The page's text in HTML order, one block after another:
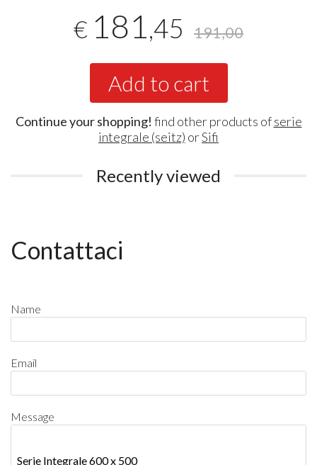
€ 181,45 191,00
Add to cart
Continue your shopping! find other products ofserie
integrale (seitz) orSifi
Recently viewed
Contattaci
Name
Email
Message